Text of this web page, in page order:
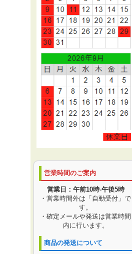
営業時間のご案内
営業日：午前10時-午後5時
・営業時間外は「自動受付」で
す。
・確定メールや発送は営業時間
内に行います。
商品の発送について